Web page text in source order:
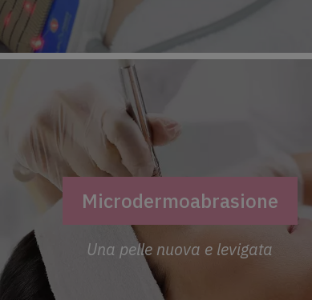
Microdermoabrasione
Una pelle nuova e levigata
Ricevi
Accetta
revocare i